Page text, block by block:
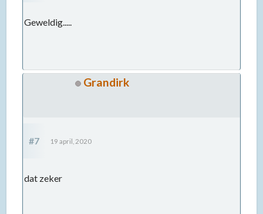
Geweldig.....
Grandirk
#7 19 april, 2020
dat zeker